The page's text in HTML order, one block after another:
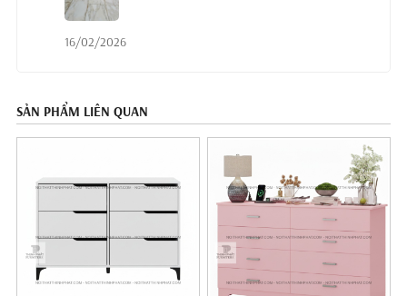
16/02/2026
SẢN PHẨM LIÊN QUAN